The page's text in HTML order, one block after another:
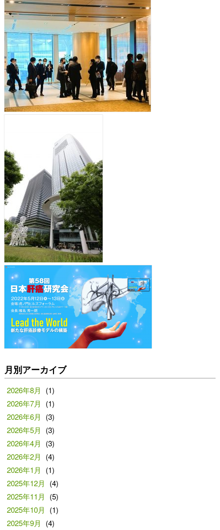
月別アーカイブ
2026年8月
(1)
2026年7月
(1)
2026年6月
(3)
2026年5月
(3)
2026年4月
(3)
2026年2月
(4)
2026年1月
(1)
2025年12月
(4)
2025年11月
(5)
2025年10月
(1)
2025年9月
(4)